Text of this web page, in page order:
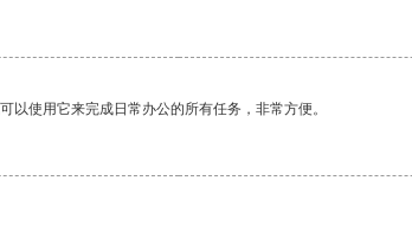
使用它来完成日常办公的所有任务，非常方便。